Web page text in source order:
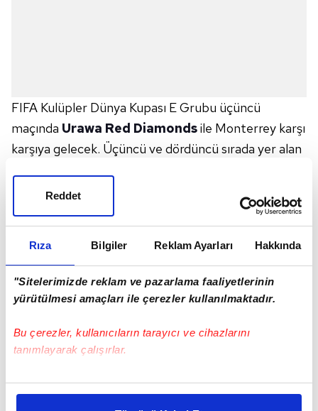
Rıza Bilgiler Reklam Ayarları Hakkında
"Sitelerimizde reklam ve pazarlama faaliyetlerinin
yürütülmesi amaçları ile çerezler kullanılmaktadır.
Bu çerezler, kullanıcıların tarayıcı ve cihazlarını
tanımlayarak çalışırlar.
Bu çerezlere izin vermeniz halinde sizlere özel
Reddet
FIFA Kulüpler Dünya Kupası E Grubu üçüncü
maçında Urawa Red Diamondsile Monterrey karşı
karşıya gelecek. Üçüncü ve dördüncü sırada yer alan
merak ediliyor. İki puanı bulunan
kritik maçı kazanarak gruptan çıkmayı hedeflerken,
sıfır puanı bulunanJaponyaekibinin ise nasıl
mücadele edeceği futbolseverler tarafından
Diamonds-Monterrey maçı canlı yayın bilgileri
Diamonds-Monterrey maçı ne zaman, saat kaçta ve
hangi kanalda?
NE ZAMAN, SAAT KAÇTA VE HANGİ KANALDA?